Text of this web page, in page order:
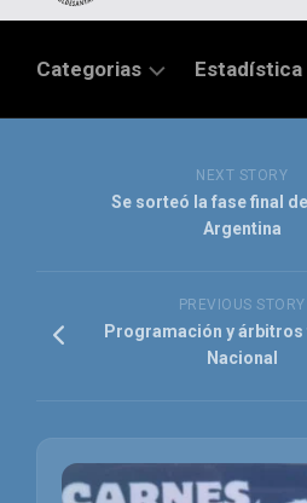
Categorias
FEDERAL
PRIMERA
FÚTBOL
NEXT STORY
Se sorteó la fase final
Argentina
PREVIOUS STORY
Programación y árbitros
Nacional